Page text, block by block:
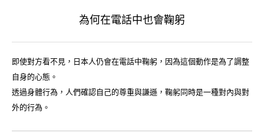
為何在電話中也會鞠躬
即使對方看不見，日本人仍會在電話中鞠躬，因為這個動作是為了調整
自身的心態。
透過身體行為，人們確認自己的尊重與謙遜，鞠躬同時是一種對內與對
外的行為。